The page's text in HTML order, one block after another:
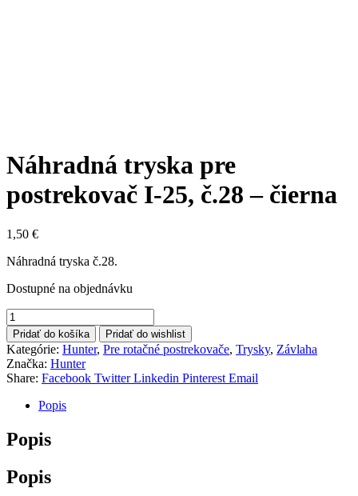
Náhradná tryska pre
postrekovač I-25, č.28 – čierna
1,50 €
Náhradná tryska č.28.
Dostupné na objednávku
Pridať do košíka Pridať do wishlist
Kategórie: Hunter, Pre rotačné postrekovače, Trysky, Závlaha
Značka: Hunter
Share: Facebook Twitter Linkedin Pinterest Email
Popis
Popis
Popis